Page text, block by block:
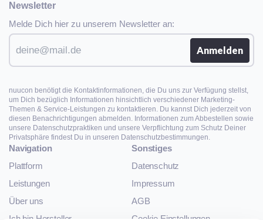
Navigation
Plattform
Leistungen
Über uns
Sonstiges
Datenschutz
Impressum
AGB
Newsletter
Melde Dich hier zu unserem Newsletter an:
nuucon benötigt die Kontaktinformationen, die Du uns zur Verfügung stellst,
um Dich bezüglich Informationen hinsichtlich verschiedener Marketing-
Themen & Service-Leistungen zu kontaktieren. Du kannst Dich jederzeit von
diesen Benachrichtigungen abmelden. Informationen zum Abbestellen sowie
unsere Datenschutzpraktiken und unsere Verpflichtung zum Schutz Deiner
Privatsphäre findest Du in unseren Datenschutzbestimmungen.